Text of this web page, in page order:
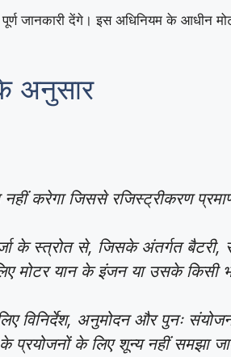
जानकारी देंगे। इस अधिनियम के आधीन
अनुसार
करेगा जिससे रजिस्ट्रीकरण
के स्त्रोत से, जिसके अंतर्गत
मोटर यान के इंजन या उसके किसी
विनिर्देश, अनुमोदन और पुनः
के प्रयोजनों के लिए शून्य नहीं समझा